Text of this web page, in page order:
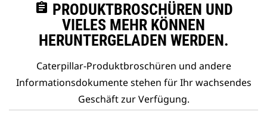
assignment PRODUKTBROSCHÜREN UND
VIELES MEHR KÖNNEN
HERUNTERGELADEN WERDEN.
Caterpillar-Produktbroschüren und andere
Informationsdokumente stehen für Ihr wachsendes
Geschäft zur Verfügung.